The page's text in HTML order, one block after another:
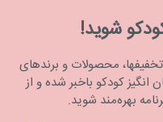
شوید!
محصولات و برندهای
انگیز کودکو باخبر شده و از
بهره‌مند شوید.